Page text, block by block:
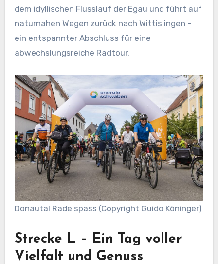
dem idyllischen Flusslauf der Egau und führt auf
naturnahen Wegen zurück nach Wittislingen –
ein entspannter Abschluss für eine
abwechslungsreiche Radtour.
Donautal Radelspass (Copyright Guido Köninger)
Strecke L – Ein Tag voller
Vielfalt und Genuss